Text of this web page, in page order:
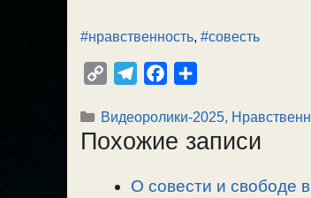
#нравственность, #совесть
p
y
l
e
r
c
e
o
п
р
в
Рубрики
Видеоролики-2025,
Похожие записи
О совести и свободе